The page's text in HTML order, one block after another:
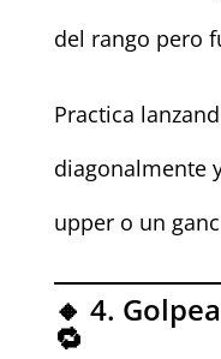
del rango pero
Practica
diagonalmente
upper o un
🔸 4.
🔁